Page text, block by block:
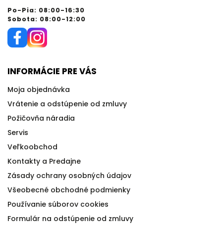
Po-Pia: 08:00-16:30
Sobota: 08:00-12:00
INFORMÁCIE PRE VÁS
Moja objednávka
Vrátenie a odstúpenie od zmluvy
Požičovňa náradia
Servis
Veľkoobchod
Kontakty a Predajne
Zásady ochrany osobných údajov
Všeobecné obchodné podmienky
Používanie súborov cookies
Formulár na odstúpenie od zmluvy